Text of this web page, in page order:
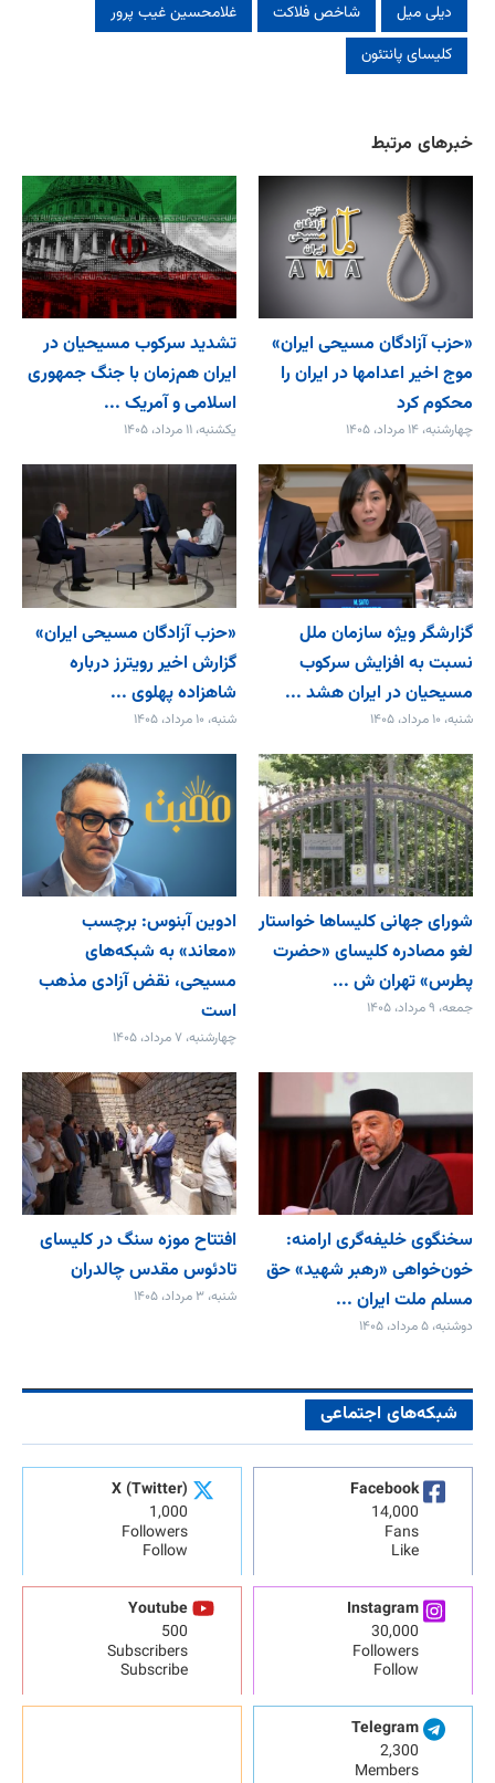
دیلی میل شاخص فلاکت
غلامحسین غیب پرور
کلیسای پانتئون‌
خبرهای مرتبط
«حزب آزادگان مسیحی ایران»
موج اخیر اعدامها در ایران را
محکوم کرد
چهارشنبه، ۱۴ مرداد، ۱۴۰۵
تشدید سرکوب مسیحیان در
ایران هم‌زمان با جنگ جمهوری
اسلامی و آمریک ...
یکشنبه، ۱۱ مرداد، ۱۴۰۵
گزارشگر ویژه سازمان ملل
نسبت به افزایش سرکوب
مسیحیان در ایران هشد ...
شنبه، ۱۰ مرداد، ۱۴۰۵
«حزب آزادگان مسیحی ایران»
گزارش اخیر رویترز درباره
شاهزاده پهلوی ...
شنبه، ۱۰ مرداد، ۱۴۰۵
شورای جهانی کلیساها خواستار
لغو مصادره کلیسای «حضرت
پطرس» تهران ش ...
جمعه، ۹ مرداد، ۱۴۰۵
ادوین آبنوس: برچسب
«معاند» به شبکه‌های
مسیحی، نقض آزادی مذهب
است
چهارشنبه، ۷ مرداد، ۱۴۰۵
سخنگوی خلیفه‌گری ارامنه:
خون‌خواهی «رهبر شهید» حق
مسلم ملت ایران ...
دوشنبه، ۵ مرداد، ۱۴۰۵
افتتاح موزه سنگ در کلیسای
تادئوس مقدس چالدران
شنبه، ۳ مرداد، ۱۴۰۵
شبکه‌های اجتماعی
Facebook
14,000
Fans
Like
X (Twitter)
1,000
Followers
Follow
Instagram
30,000
Followers
Follow
Youtube
500
Subscribers
Subscribe
Telegram
2,300
Members